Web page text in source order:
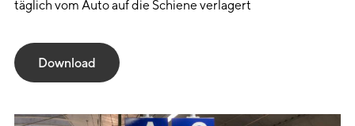
täglich vom Auto auf die Schiene verlagert
Download